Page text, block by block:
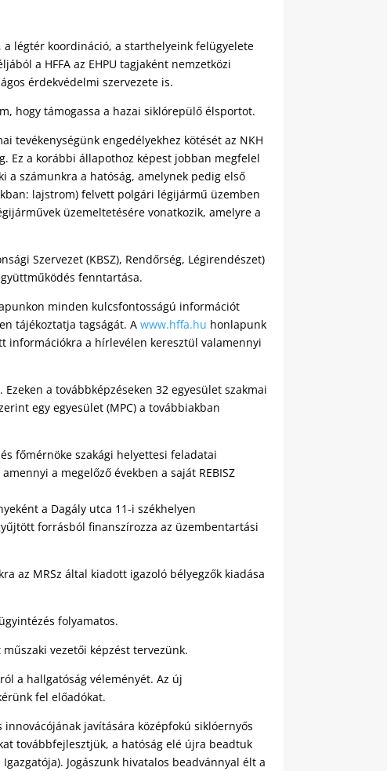
a légtér koordináció, a starthelyeink felügyelete
a HFFA az EHPU tagjaként nemzetközi
érdekvédelmi szervezete is.
hogy támogassa a hazai siklórepülő élsportot.
tevékenységünk engedélyekhez kötését az NKH
Ez a korábbi állapothoz képest jobban megfelel
a számunkra a hatóság, amelynek pedig első
lajstrom) felvett polgári légijármű üzemben
üzemeltetésére vonatkozik, amelyre a
Szervezet (KBSZ), Rendőrség, Légirendészet)
fenntartása.
minden kulcsfontosságú információt
tájékoztatja tagságát. A www.hffa.hu honlapunk
információkra a hírlevélen keresztül valamennyi
a továbbképzéseken 32 egyesület szakmai
egy egyesület (MPC) a továbbiakban
főmérnöke szakági helyettesi feladatai
a megelőző években a saját REBISZ
a Dagály utca 11-i székhelyen
forrásból finanszírozza az üzembentartási
az MRSz által kiadott igazoló bélyegzők kiadása
folyamatos.
vezetői képzést tervezünk.
a hallgatóság véleményét. Az új
fel előadókat.
javítására középfokú siklóernyős
továbbfejlesztjük, a hatóság elé újra beadtuk
Jogászunk hivatalos beadvánnyal élt a